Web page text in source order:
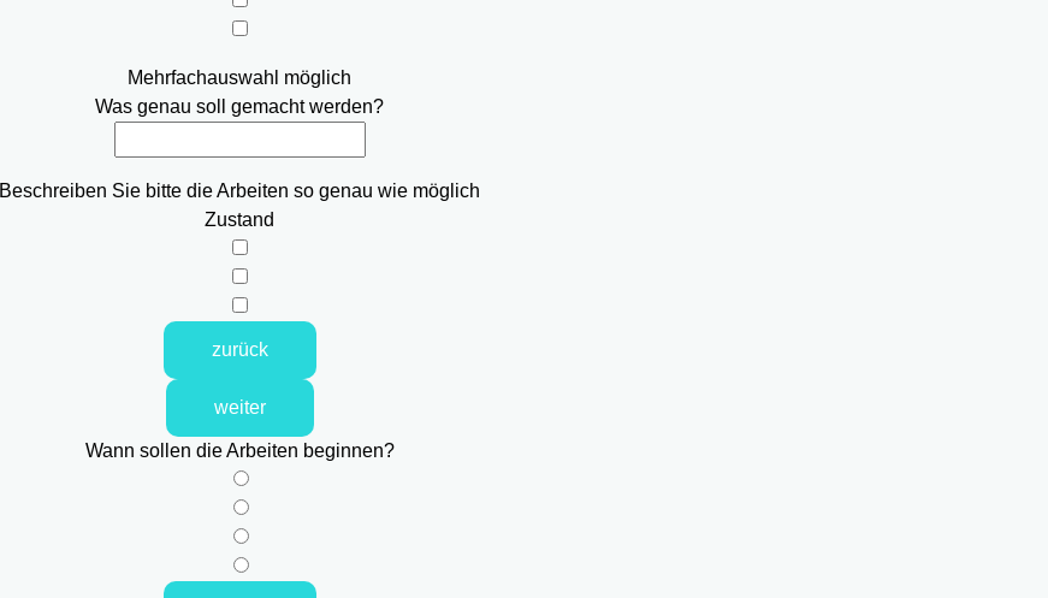
Mehrfachauswahl möglich
Was genau soll gemacht werden?
Beschreiben Sie bitte die Arbeiten so genau wie möglich
Zustand
zurück
weiter
Wann sollen die Arbeiten beginnen?